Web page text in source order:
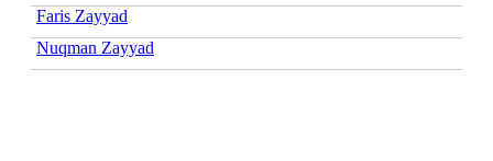
Faris Zayyad
Nuqman Zayyad